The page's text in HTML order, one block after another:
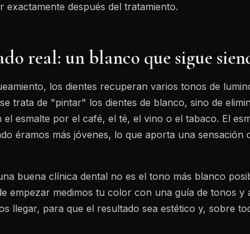
exactamente después del tratamiento.
real: un blanco que sigue
los dientes recuperan varios tonos de
trata de "pintar" los dientes de blanco, sino de
el esmalte por el café, el té, el vino o el tabaco. El
éramos más jóvenes, lo que aporta una sensación
buena clínica dental no es el tono más blanco
empezar medimos tu color con una guía de tonos y
llegar, para que el resultado sea estético y, sobre